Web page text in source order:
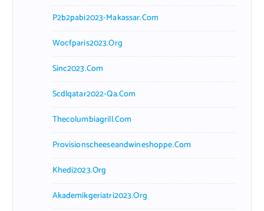
P2b2pabi2023-Makassar.com
Wocfparis2023.org
Sinc2023.com
Scdlqatar2022-Qa.com
Thecolumbiagrill.com
Provisionscheeseandwineshoppe.com
Khedi2023.org
Akademikgeriatri2023.org